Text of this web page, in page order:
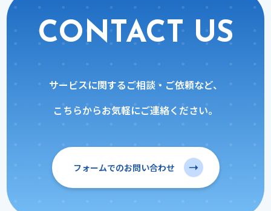
CONTACT US
サービスに関するご相談・ご依頼など、
こちらからお気軽にご連絡ください。
フォームでのお問い合わせ